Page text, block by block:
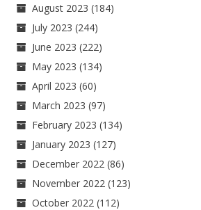
August 2023 (184)
July 2023 (244)
June 2023 (222)
May 2023 (134)
April 2023 (60)
March 2023 (97)
February 2023 (134)
January 2023 (127)
December 2022 (86)
November 2022 (123)
October 2022 (112)